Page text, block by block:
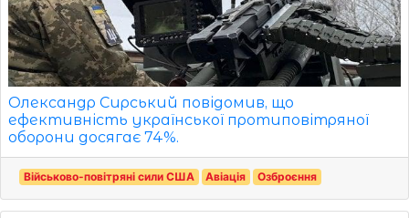
Олександр Сирський повідомив, що
ефективність української протиповітряної
оборони досягає 74%.
Військово-повітряні сили США Авіація Озброєння